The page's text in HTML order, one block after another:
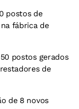
postos de
fábrica de
postos gerados
de
de 8 novos